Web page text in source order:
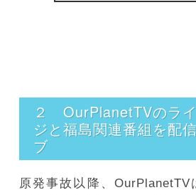
２ OurPlanetTVのライブ配信ペー
ジと福島関連番組を配
ブ
原発事故以降、OurPlanetTVは子どもと被ばく